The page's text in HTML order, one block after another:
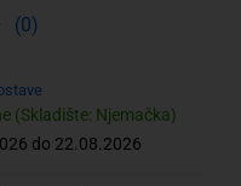
(0)
(Skladište: Njemačka)
do 22.08.2026